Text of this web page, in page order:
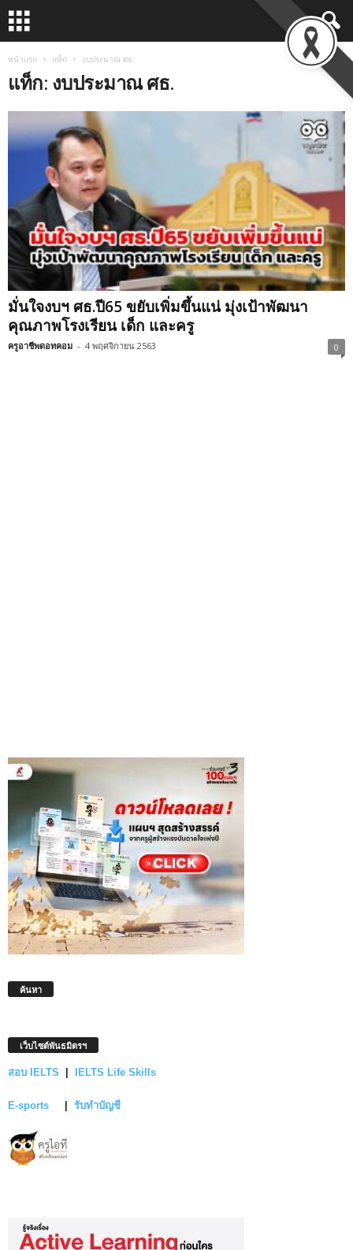
หน้าแรก แท็ก งบประมาณ ศธ.
แท็ก: งบประมาณ ศธ.
มั่นใจงบฯ ศธ.ปี65 ขยับเพิ่มขึ้นแน่ มุ่งเป้าพัฒนา
คุณภาพโรงเรียน เด็ก และครู
ครูอาชีพดอทคอม - 4 พฤศจิกายน 2563 0
ค้นหา
เว็บไซต์พันธมิตรฯ
สอบ IELTS IELTS Life Skills
E-sports รับทำบัญชี